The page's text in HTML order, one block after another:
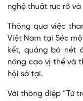
nghệ thuật rực rỡ và
Thông qua việc
Việt Nam tại Séc
kết, quảng bá nét
nâng cao vị thế và
hội sở tại.
Với thông điệp “Từ